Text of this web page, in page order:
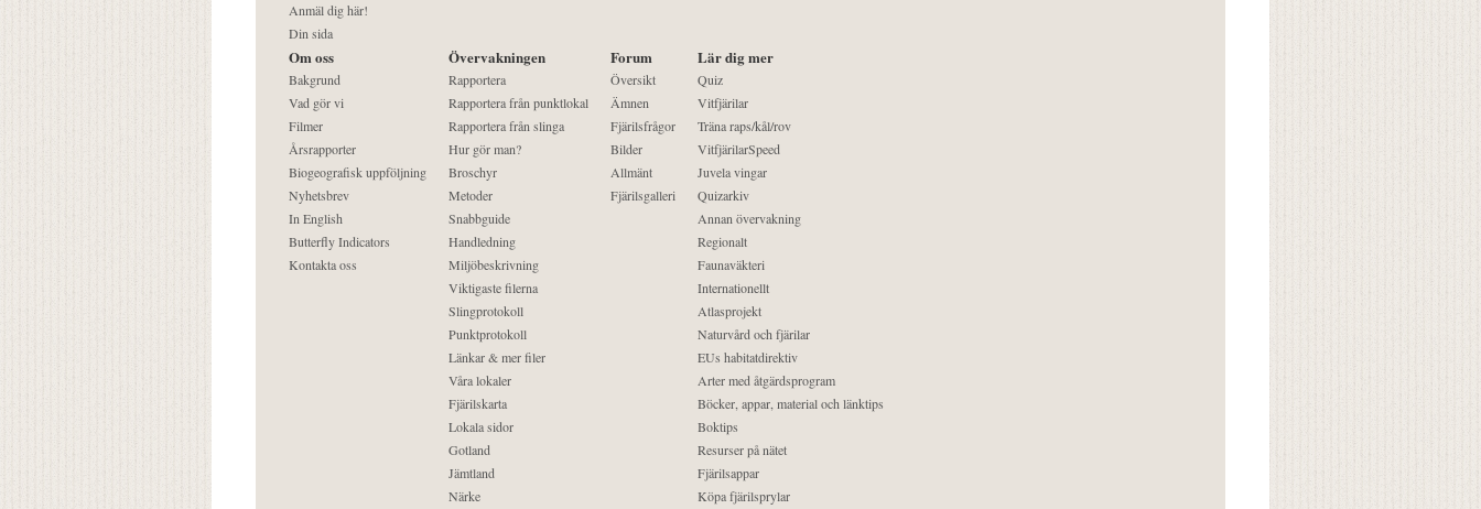
Anmäl dig här!
Din sida
Om oss
Bakgrund
Vad gör vi
Filmer
Årsrapporter
Biogeografisk uppföljning
Nyhetsbrev
In English
Butterfly Indicators
Kontakta oss
Övervakningen
Rapportera
Rapportera från punktlokal
Rapportera från slinga
Hur gör man?
Broschyr
Metoder
Snabbguide
Handledning
Miljöbeskrivning
Viktigaste filerna
Slingprotokoll
Punktprotokoll
Länkar & mer filer
Våra lokaler
Fjärilskarta
Lokala sidor
Gotland
Jämtland
Närke
Forum
Översikt
Ämnen
Fjärilsfrågor
Bilder
Allmänt
Fjärilsgalleri
Lär dig mer
Quiz
Vitfjärilar
Träna raps/kål/rov
VitfjärilarSpeed
Juvela vingar
Quizarkiv
Annan övervakning
Regionalt
Faunaväkteri
Internationellt
Atlasprojekt
Naturvård och fjärilar
EUs habitatdirektiv
Arter med åtgärdsprogram
Böcker, appar, material och länktips
Boktips
Resurser på nätet
Fjärilsappar
Köpa fjärilsprylar